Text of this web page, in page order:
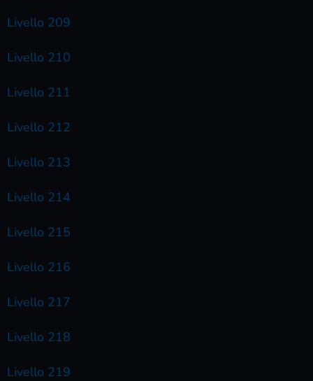
Livello 209
Livello 210
Livello 211
Livello 212
Livello 213
Livello 214
Livello 215
Livello 216
Livello 217
Livello 218
Livello 219